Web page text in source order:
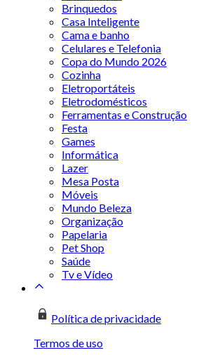
Brinquedos
Casa Inteligente
Cama e banho
Celulares e Telefonia
Copa do Mundo 2026
Cozinha
Eletroportáteis
Eletrodomésticos
Ferramentas e Construção
Festa
Games
Informática
Lazer
Mesa Posta
Móveis
Mundo Beleza
Organização
Papelaria
Pet Shop
Saúde
Tv e Vídeo
Política de privacidade
Termos de uso